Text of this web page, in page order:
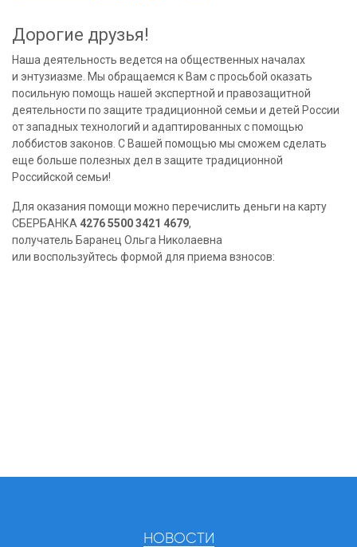
Дорогие друзья!
Наша деятельность ведется на общественных началах
и энтузиазме. Мы обращаемся к Вам с просьбой оказать
посильную помощь нашей экспертной и правозащитной
деятельности по защите традиционной семьи и детей России
от западных технологий и адаптированных с помощью
лоббистов законов. С Вашей помощью мы сможем сделать
еще больше полезных дел в защите традиционной
Российской семьи!
Для оказания помощи можно перечислить деньги на карту
СБЕРБАНКА 4276 5500 3421 4679,
получатель Баранец Ольга Николаевна
или воспользуйтесь формой для приема взносов:
НОВОСТИ